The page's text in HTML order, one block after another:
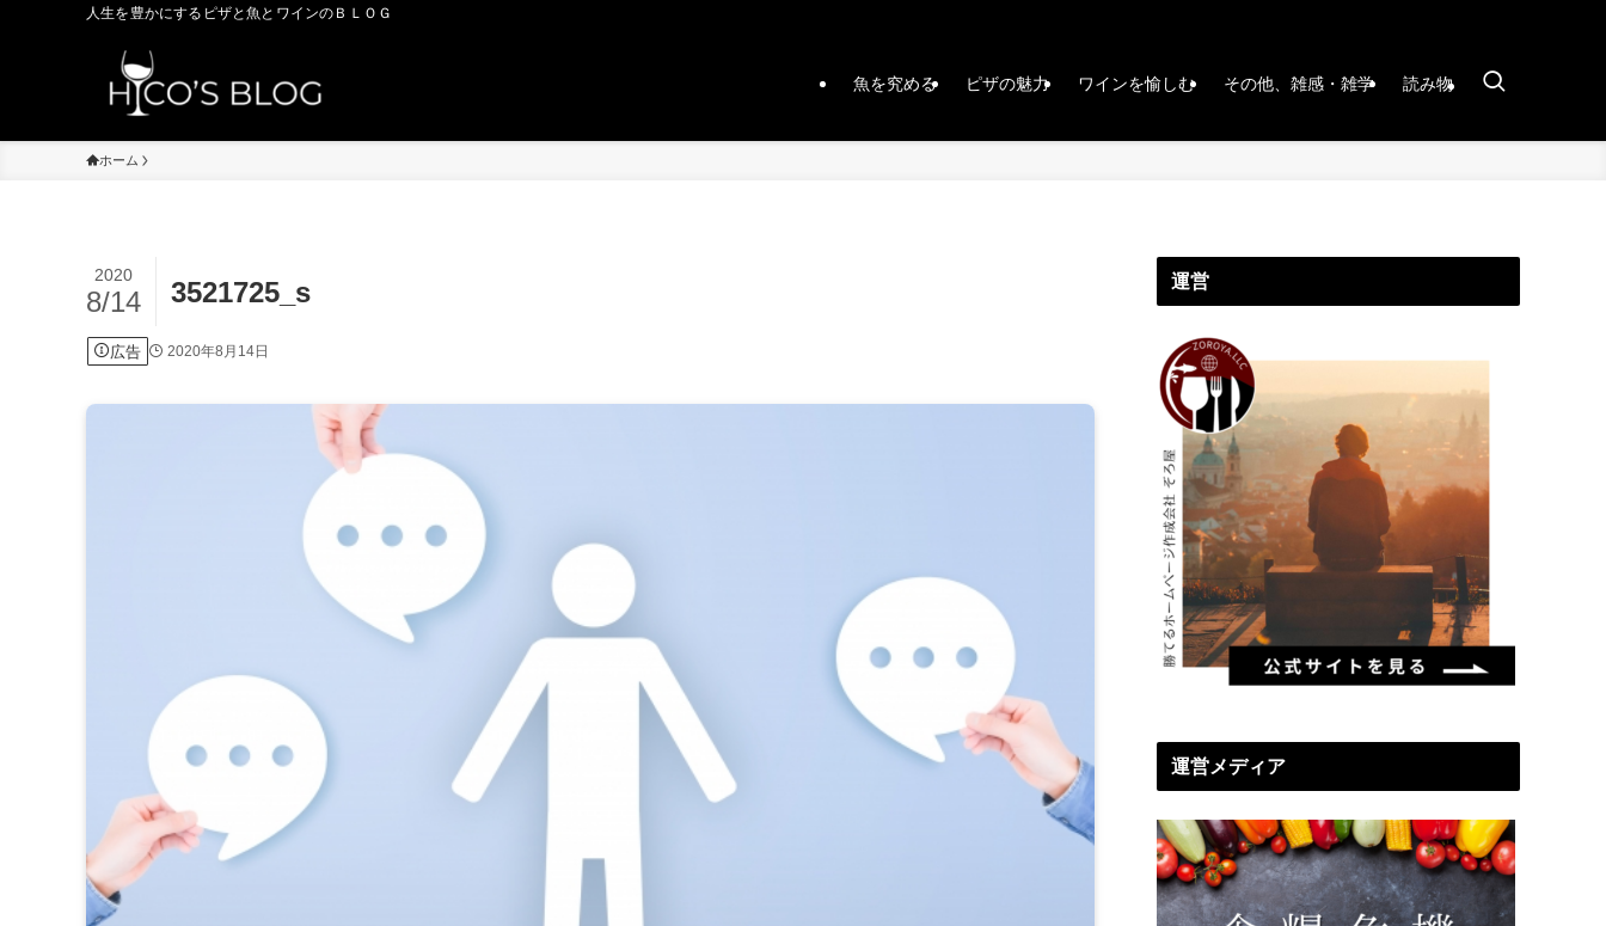
人生を豊かにするピザと魚とワインのＢＬＯＧ
魚を究める ピザの魅力 ワインを愉しむ その他、雑感・雑学 読み物
ホーム
3521725_s
2020
8/14
広告 2020年8月14日
運営
運営メディア